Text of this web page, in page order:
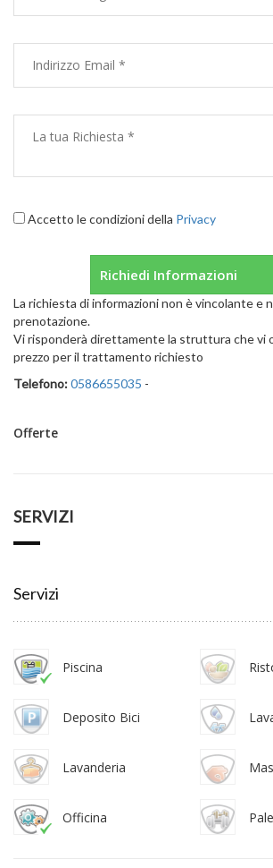
Accetto le condizioni della Privacy
La richiesta di informazioni non è vincolante e
prenotazione.
Vi risponderà direttamente la struttura che vi
prezzo per il trattamento richiesto
Telefono:0586655035 -
Offerte
SERVIZI
Servizi
Piscina
Deposito Bici
Lavanderia
Officina